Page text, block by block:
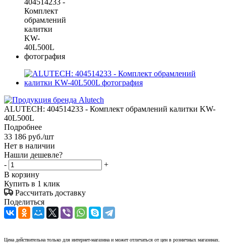
ALUTECH: 404514233 - Комплект обрамлений калитки KW-
40L500L
Подробнее
33 186 руб./шт
Нет в наличии
Нашли дешевле?
-
+
В корзину
Купить в 1 клик
Рассчитать доставку
Поделиться
Цена действительна только для интернет-магазина и может отличаться от цен в розничных магазинах.